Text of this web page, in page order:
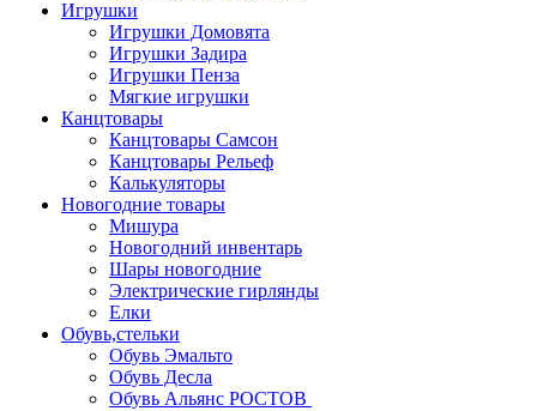
Игрушки
Игрушки Домовята
Игрушки Задира
Игрушки Пенза
Мягкие игрушки
Канцтовары
Канцтовары Самсон
Канцтовары Рельеф
Калькуляторы
Новогодние товары
Мишура
Новогодний инвентарь
Шары новогодние
Электрические гирлянды
Елки
Обувь,стельки
Обувь Эмальто
Обувь Десла
Обувь Альянс РОСТОВ